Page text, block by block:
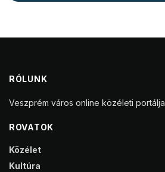
RÓLUNK
Veszprém város online közéleti portálja
ROVATOK
Közélet
Kultúra